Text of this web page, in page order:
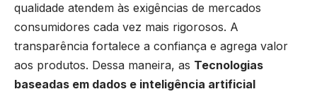
qualidade atendem às exigências de mercados
consumidores cada vez mais rigorosos. A
transparência fortalece a confiança e agrega valor
aos produtos. Dessa maneira, as Tecnologias
baseadas em dados e inteligência artificial